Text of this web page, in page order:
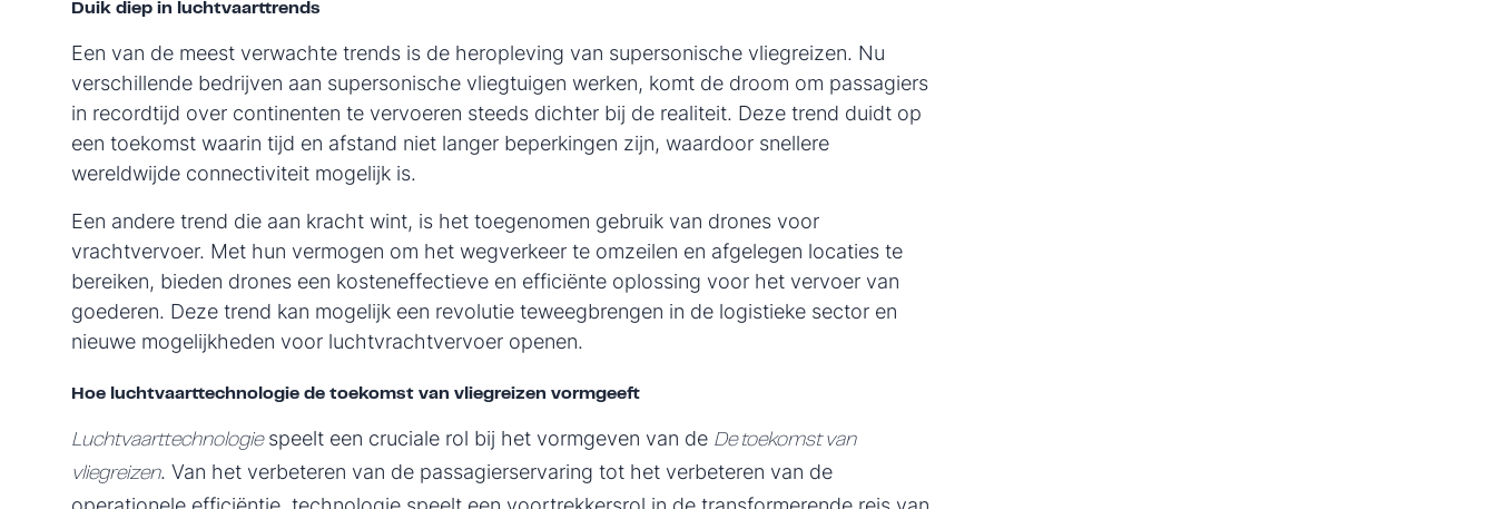
Duik diep in luchtvaarttrends
Een van de meest verwachte trends is de heropleving van supersonische vliegreizen. Nu
verschillende bedrijven aan supersonische vliegtuigen werken, komt de droom om passagiers
in recordtijd over continenten te vervoeren steeds dichter bij de realiteit. Deze trend duidt op
een toekomst waarin tijd en afstand niet langer beperkingen zijn, waardoor snellere
wereldwijde connectiviteit mogelijk is.
Een andere trend die aan kracht wint, is het toegenomen gebruik van drones voor
vrachtvervoer. Met hun vermogen om het wegverkeer te omzeilen en afgelegen locaties te
bereiken, bieden drones een kosteneffectieve en efficiënte oplossing voor het vervoer van
goederen. Deze trend kan mogelijk een revolutie teweegbrengen in de logistieke sector en
nieuwe mogelijkheden voor luchtvrachtvervoer openen.
Hoe luchtvaarttechnologie de toekomst van vliegreizen vormgeeft
Luchtvaarttechnologiespeelt een cruciale rol bij het vormgeven van de De toekomst van
vliegreizen. Van het verbeteren van de passagierservaring tot het verbeteren van de